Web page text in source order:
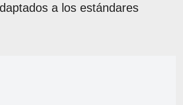
a los estándares